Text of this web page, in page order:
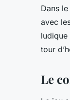
la
«
Dans
avec
ludique
tour
Le